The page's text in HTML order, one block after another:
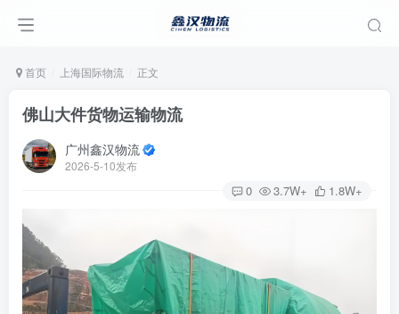
首页 上海国际物流 正文
佛山大件货物运输物流
广州鑫汉物流
2026-5-10发布
0 3.7W+ 1.8W+